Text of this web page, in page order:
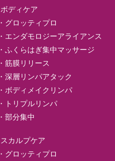
ボディケア
グロッティプロ
エンダモロジーアライアンス
ふくらはぎ集中マッサージ
筋膜リリース
深層リンパアタック
ボディメイクリンパ
トリプルリンパ
部分集中
スカルプケア
グロッティプロ